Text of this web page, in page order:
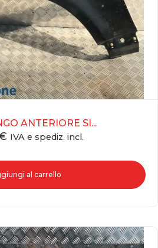
ANTERIORE SI...
IVA e spediz. incl.
al carrello